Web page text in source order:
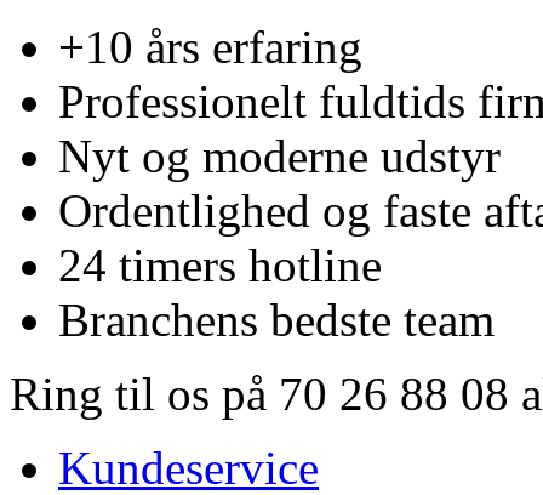
+10 års erfaring
Professionelt fuldtids
Nyt og moderne udstyr
Ordentlighed og faste
24 timers hotline
Branchens bedste team
Ring til os på 70 26 88 08
Kundeservice